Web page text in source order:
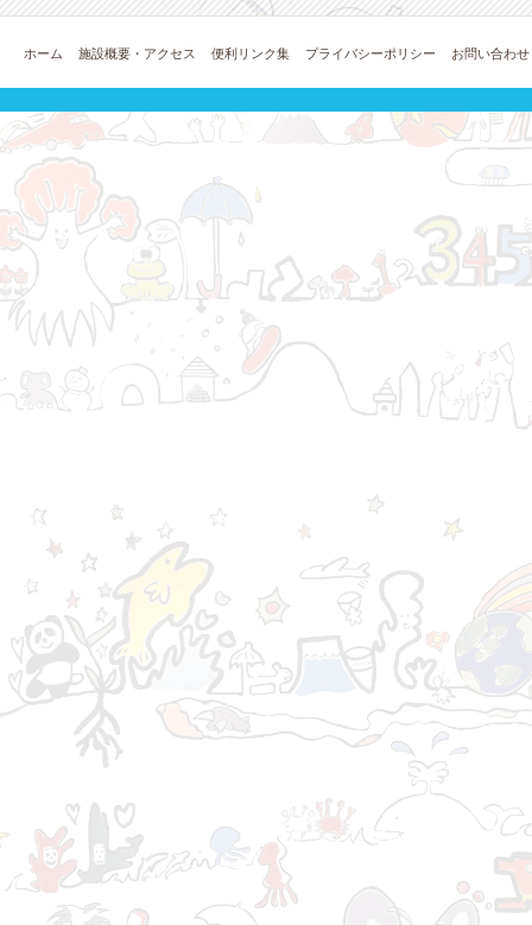
ホーム 施設概要・アクセス 便利リンク集 プライバシーポリシー お問い合わせ